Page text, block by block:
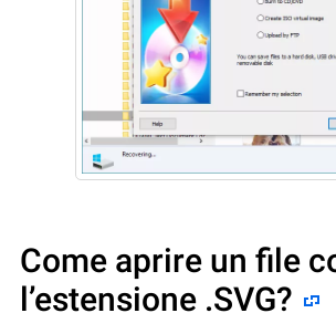
Come aprire un file
l’estensione .SVG?